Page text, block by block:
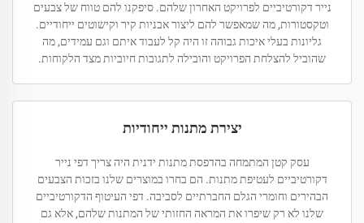
נייר דקורטיביים לפרויקט האחרון שלהם. סיפקנו להם טווח של צבעים
וטקסטורות, מה שמאפשר להם ליצור אבניות קיר וקישוטים ייחודיים.
גליונות בעלי איכות גבוהה זו היה קל לעבוד איתם וגם עמידים, מה
שהוביל להצלחת הפרויקט והובילה לתגובות חיוביות מצד הלקוחות.
יצירת מתנות ייחודיות
עסק קטן המתמחה בהדפסת מתנות ידנית היה צריך דפי נייר
דקורטיביים לעטיפת מתנות. הם בחרו במוצרים שלנו בזכות הצבעים
הבהירים וחומרי הגלם החברתיים לסביבה. דפי העיטוף הדקורטיביים
שלנו לא רק שיפרו את המראה החזותי של המתנות שלהם, אלא גם